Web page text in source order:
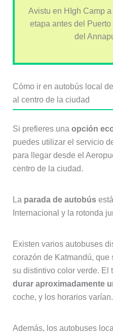
Avistu en HIgh Camp
etapa antes del
del
Cómo ir en autobús local
al centro de la ciudad
Si prefieres una opción
puedes utilizar el servicio
para llegar desde el
centro de la ciudad.
La parada de autobúsestá
Internacional y la rotonda
Existen varios autobuses
corazón de Katmandú,
su distintivo color verde. El
durar aproximadamente
coche, y los horarios varían.
Además, los autobuses